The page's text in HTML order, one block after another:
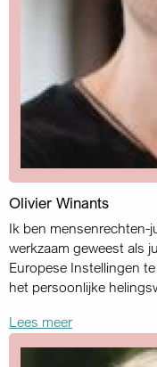
Olivier Winants
Ik ben mensenrechten-
werkzaam geweest als
Europese Instellingen
het persoonlijke
Lees meer